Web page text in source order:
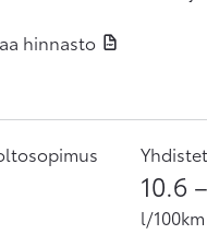
hinnasto
10.6 –
l/100km